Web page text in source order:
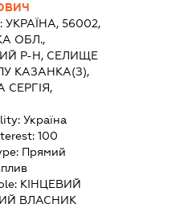
УКРАЇНА, 56002,
ОБЛ.,
Р-Н, СЕЛИЩЕ
КАЗАНКА(З),
СЕРГІЯ,
Україна
100
Прямий
КІНЦЕВИЙ
ВЛАСНИК